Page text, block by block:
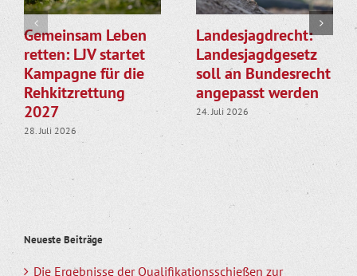
Gemeinsam Leben
retten: LJV startet
Kampagne für die
Rehkitzrettung
2027
28. Juli 2026
Landesjagdrecht:
Landesjagdgesetz
soll an Bundesrecht
angepasst werden
24. Juli 2026
Neueste Beiträge
Die Ergebnisse der Qualifikationsschießen zur